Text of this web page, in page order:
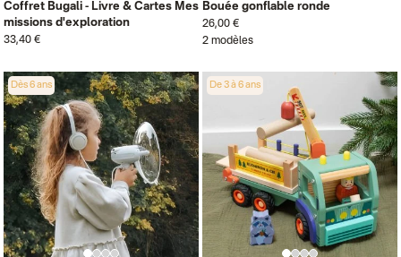
Coffret Bugali - Livre & Cartes Mes
missions d'exploration
33,40 €
Bouée gonflable ronde
26,00 €
2 modèles
Dès 6 ans De 3 à 6 ans